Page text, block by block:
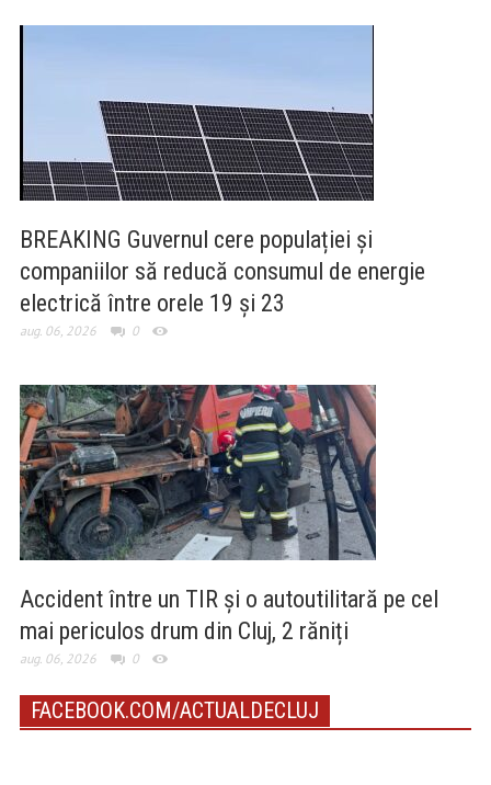
BREAKING Guvernul cere populației și
companiilor să reducă consumul de energie
electrică între orele 19 și 23
aug. 06, 2026 0
Accident între un TIR și o autoutilitară pe cel
mai periculos drum din Cluj, 2 răniți
aug. 06, 2026 0
FACEBOOK.COM/ACTUALDECLUJ